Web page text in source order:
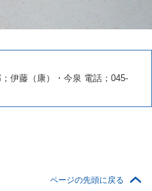
伊藤（康）・今泉 電話；045-
ページの先頭に戻る